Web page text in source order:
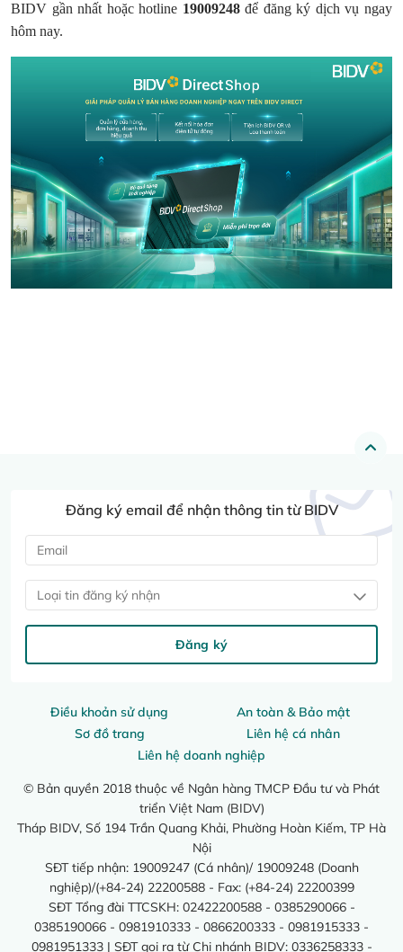
BIDV gần nhất hoặc hotline 19009248để đăng ký dịch vụ ngay
hôm nay.
Điều khoản sử dụng
An toàn & Bảo mật
Sơ đồ trang
Liên hệ cá nhân
Liên hệ doanh nghiệp
© Bản quyền 2018 thuộc về Ngân hàng TMCP Đầu tư và Phát
triển Việt Nam (BIDV)
Tháp BIDV, Số 194 Trần Quang Khải, Phường Hoàn Kiếm, TP Hà
Nội
SĐT tiếp nhận: 19009247 (Cá nhân)/ 19009248 (Doanh
nghiệp)/(+84-24) 22200588 - Fax: (+84-24) 22200399
SĐT Tổng đài TTCSKH: 02422200588 - 0385290066 -
0385190066 - 0981910333 - 0866200333 - 0981915333 -
0981951333 | SĐT gọi ra từ Chi nhánh BIDV: 0336258333 -
Đăng ký email để nhận thông tin từ BIDV
Loại tin đăng ký nhận
Đăng ký